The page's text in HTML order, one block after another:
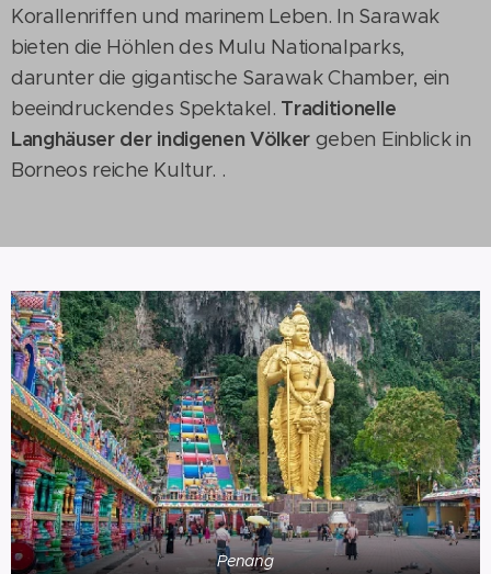
Korallenriffen und marinem Leben. In Sarawak
bieten die Höhlen des Mulu Nationalparks,
darunter die gigantische Sarawak Chamber, ein
beeindruckendes Spektakel. Traditionelle
Langhäuser der indigenen Völker geben Einblick in
Borneos reiche Kultur. .
Penang